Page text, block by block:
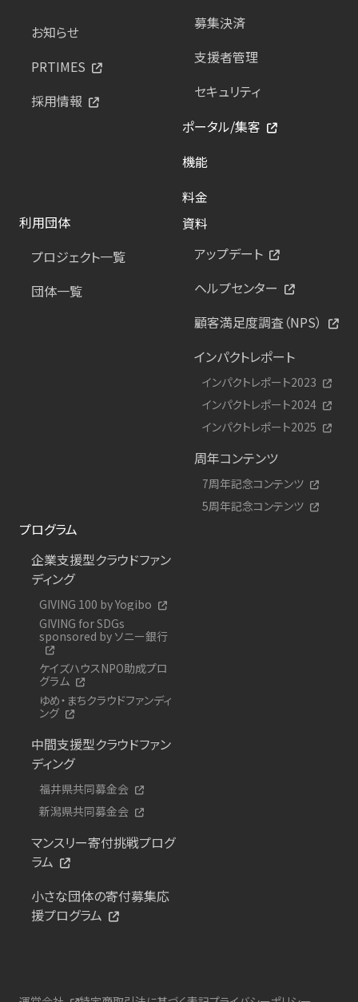
お知らせ
PRTIMES
採用情報
募集決済
支援者管理
セキュリティ
ポータル/集客
機能
料金
利用団体
プロジェクト一覧
団体一覧
資料
アップデート
ヘルプセンター
顧客満足度調査（NPS）
インパクトレポート
インパクトレポート2023
インパクトレポート2024
インパクトレポート2025
周年コンテンツ
7周年記念コンテンツ
5周年記念コンテンツ
プログラム
企業支援型クラウドファン
ディング
GIVING 100 by Yogibo
GIVING for SDGs
sponsored by ソニー銀行
ケイズハウスNPO助成プロ
グラム
ゆめ・まちクラウドファンディ
ング
中間支援型クラウドファン
ディング
福井県共同募金会
新潟県共同募金会
マンスリー寄付挑戦プログ
ラム
小さな団体の寄付募集応
援プログラム